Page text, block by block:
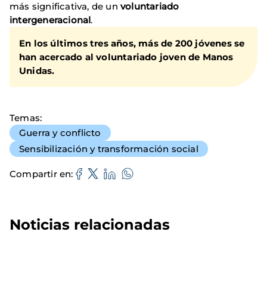
más significativa, de un voluntariado
intergeneracional.
En los últimos tres años, más de 200 jóvenes se
han acercado alvoluntariado jovende Manos
Unidas.
Temas
Guerra y conflicto
Sensibilización y transformación social
Compartir en
Noticias relacionadas